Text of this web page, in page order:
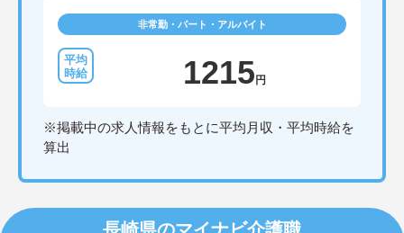
非常勤・パート・アルバイト
1215 円
※掲載中の求人情報をもとに平均月収・平均時給を
算出